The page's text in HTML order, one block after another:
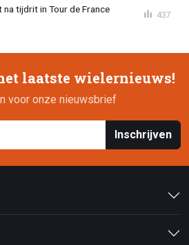
tijdrit in Tour de France
437
laatste wielernieuws!
voor onze nieuwsbrief
Inschrijven